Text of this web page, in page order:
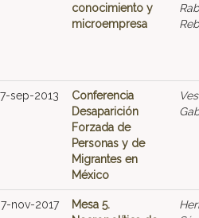
conocimiento y
microempresa
sep-2013
Conferencia
Desaparición
Forzada de
Personas y de
Migrantes en
México
7-nov-2017
Mesa 5.